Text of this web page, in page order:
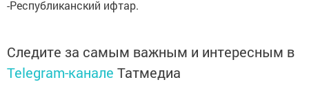
-Республиканский ифтар.
Следите за самым важным и интересным в
Telegram-канале Татмедиа